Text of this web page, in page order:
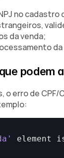
no cadastro
da venda;
podem
o erro de
element